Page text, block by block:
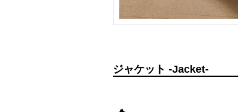
ジャケット -Jacket-